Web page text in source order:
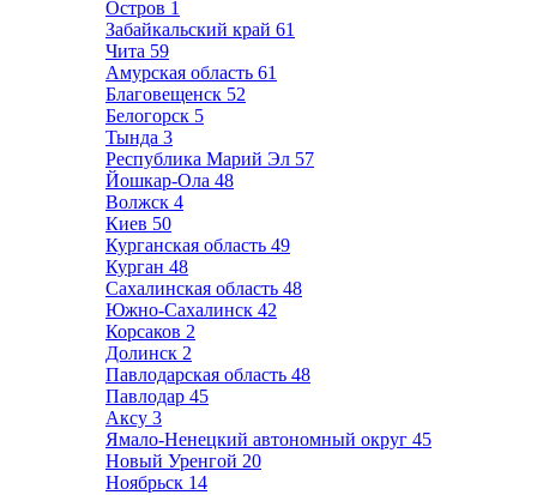
Остров 1
Забайкальский край 61
Чита 59
Амурская область 61
Благовещенск 52
Белогорск 5
Тында 3
Республика Марий Эл 57
Йошкар-Ола 48
Волжск 4
Киев 50
Курганская область 49
Курган 48
Сахалинская область 48
Южно-Сахалинск 42
Корсаков 2
Долинск 2
Павлодарская область 48
Павлодар 45
Аксу 3
Ямало-Ненецкий автономный округ 45
Новый Уренгой 20
Ноябрьск 14